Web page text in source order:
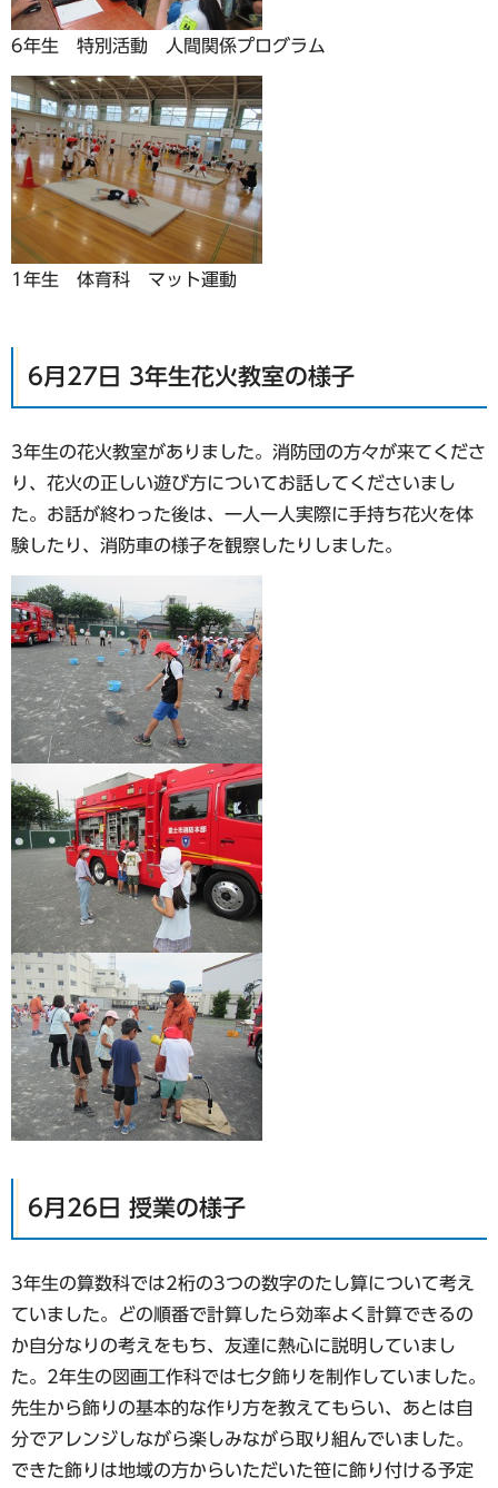
6年生 特別活動 人間関係プログラム
1年生 体育科 マット運動
6月27日 3年生花火教室の様子
3年生の花火教室がありました。消防団の方々が来てくださ
り、花火の正しい遊び方についてお話してくださいまし
た。お話が終わった後は、一人一人実際に手持ち花火を体
験したり、消防車の様子を観察したりしました。
6月26日 授業の様子
3年生の算数科では2桁の3つの数字のたし算について考え
ていました。どの順番で計算したら効率よく計算できるの
か自分なりの考えをもち、友達に熱心に説明していまし
た。2年生の図画工作科では七夕飾りを制作していました。
先生から飾りの基本的な作り方を教えてもらい、あとは自
分でアレンジしながら楽しみながら取り組んでいました。
できた飾りは地域の方からいただいた笹に飾り付ける予定